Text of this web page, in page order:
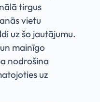
tirgus
vietu
uz šo jautājumu.
mainīgo
nodrošina
uz